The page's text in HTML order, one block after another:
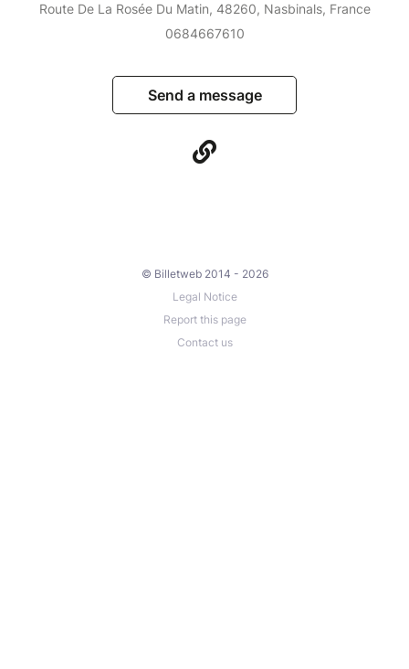
Route De La Rosée Du Matin, 48260, Nasbinals, France
0684667610
Send a message
© Billetweb 2014 - 2026
Legal Notice
Report this page
Contact us